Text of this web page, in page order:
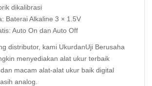
dikalibrasi
Baterai Alkaline 3 × 1.5V
Auto On dan Auto Off
distributor, kami UkurdanUji Berusaha
menyediakan alat ukur terbaik
macam alat-alat ukur baik digital
analog.